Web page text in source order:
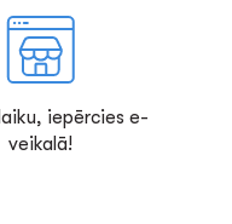
iepērcies e-
veikalā!